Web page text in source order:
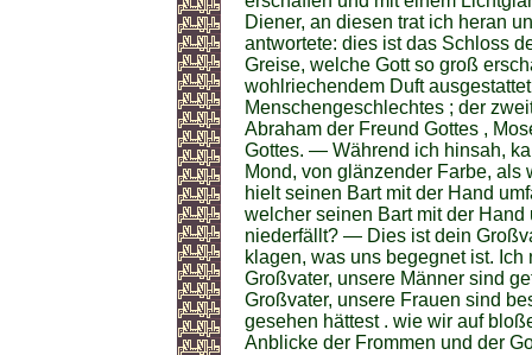
Diener, an diesen trat ich heran
antwortete: dies ist das Schloss
Greise, welche Gott so groß
wohlriechendem Duft
Menschengeschlechtes ; der
Abraham der Freund Gottes ,
Gottes. — Während ich hinsah,
Mond, von glänzender Farbe, als
hielt seinen Bart mit der Hand
welcher seinen Bart mit der
niederfällt? — Dies ist dein
klagen, was uns begegnet ist.
Großvater, unsere Männer sind
Großvater, unsere Frauen sind
gesehen hättest . wie wir auf
Anblicke der Frommen und der